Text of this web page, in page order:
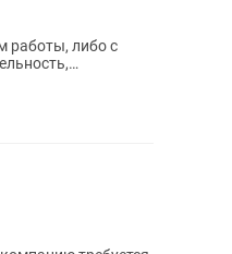
работы, либо с